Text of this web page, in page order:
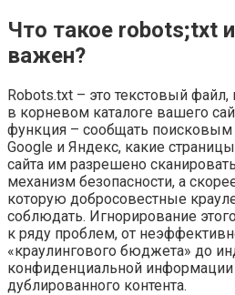
Что такое robots;txt
важен?
Robots.txt – это текстовый файл,
в корневом каталоге вашего
функция – сообщать поисковым
Google и Яндекс, какие
сайта им разрешено
механизм безопасности, а
которую добросовестные
соблюдать. Игнорирование
к ряду проблем, от
«краулингового бюджета» до
конфиденциальной информации
дублированного контента.